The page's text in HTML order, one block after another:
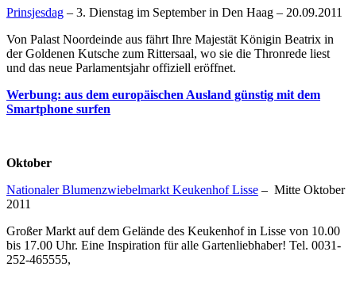
Prinsjesdag – 3. Dienstag im September in Den Haag – 20.09.2011
Von Palast Noordeinde aus fährt Ihre Majestät Königin Beatrix in
der Goldenen Kutsche zum Rittersaal, wo sie die Thronrede liest
und das neue Parlamentsjahr offiziell eröffnet.
Werbung: aus dem europäischen Ausland günstig mit dem
Smartphone surfen
Oktober
Nationaler Blumenzwiebelmarkt Keukenhof Lisse – Mitte Oktober
2011
Großer Markt auf dem Gelände des Keukenhof in Lisse von 10.00
bis 17.00 Uhr. Eine Inspiration für alle Gartenliebhaber! Tel. 0031-
252-465555,